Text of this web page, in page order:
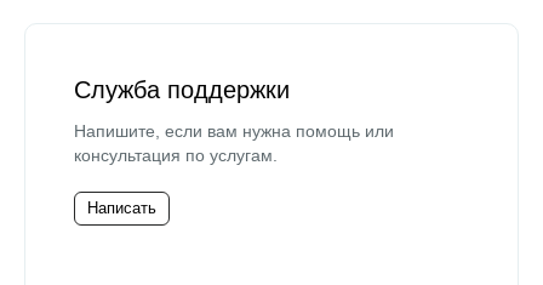
Служба поддержки
Напишите, если вам нужна помощь или
консультация по услугам.
Написать